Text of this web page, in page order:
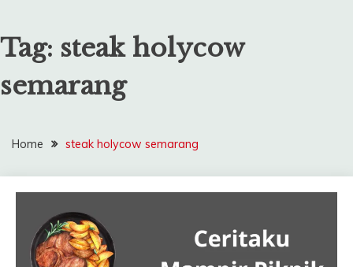
Tag: steak holycow
semarang
Home steak holycow semarang